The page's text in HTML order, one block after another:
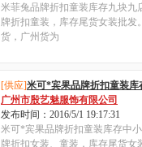
米菲兔品牌折扣童装库存九块
牌折扣童装，库存尾货女装批发
货，广州货为
[供应]米可*宾果品牌折扣童装库
广州市殷艺魅服饰有限公司
发布时间：2016/5/1 19:17:31
米可*宾果品牌折扣童装库存中
牌折扣女装、童装，库存尾货